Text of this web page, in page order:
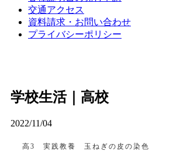
交通アクセス
資料請求・お問い合わせ
プライバシーポリシー
学校生活｜高校
2022/11/04
高3 実践教養 玉ねぎの皮の染色